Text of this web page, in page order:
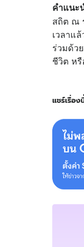
คำแนะ
สถิต ณ
เวลาแ
ร่วมด้ว
ชีวิต ห
แชร์เรื่อง